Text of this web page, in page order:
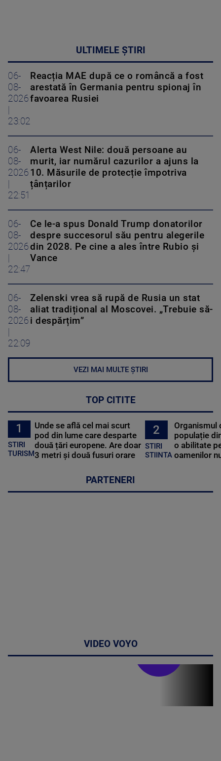
ULTIMELE ȘTIRI
06-
08-
2026
23:02
Reacția MAE după ce o româncă a fost
arestată în Germania pentru spionaj în
favoarea Rusiei
06-
08-
2026
22:51
Alerta West Nile: două persoane au
murit, iar numărul cazurilor a ajuns la
10. Măsurile de protecție împotriva
țânțarilor
06-
08-
2026
22:47
Ce le-a spus Donald Trump donatorilor
despre succesorul său pentru alegerile
din 2028. Pe cine a ales între Rubio și
Vance
06-
08-
2026
22:09
Zelenski vrea să rupă de Rusia un stat
aliat tradițional al Moscovei. „Trebuie să-
i despărțim”
VEZI MAI MULTE ȘTIRI
TOP CITITE
1
STIRI
TURISM
Unde se află cel mai scurt
pod din lume care desparte
două țări europene. Are doar
3 metri și două fusuri orare
2
STIRI
STIINTA
Organismul
populație
o abilitate
oamenilor
PARTENERI
VIDEO VOYO